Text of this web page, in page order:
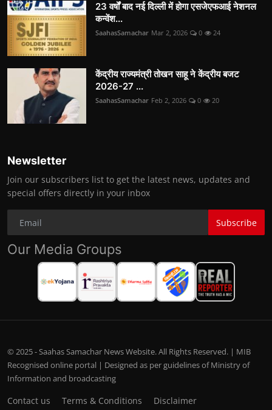
23 वर्षों बाद नई दिल्ली में होगा एसजेएफआई नेशनल
कन्वेंश...
SaahasSamachar Mar 2, 2026 0 24
केंद्रीय राज्यमंत्री तोखन साहू ने केंद्रीय बजट
2026-27 ...
SaahasSamachar Feb 2, 2026 0 20
Newsletter
Join our subscribers list to get the latest news, updates and
special offers directly in your inbox
Subscribe
Our Media Groups
© 2025 - Saahas Samachar News Website. All Rights Reserved. | MIB
Recognised online portal | Designed as per guidelines of Ministry of
Information and broadcasting
Contact us Terms & Conditions
Disclaimer